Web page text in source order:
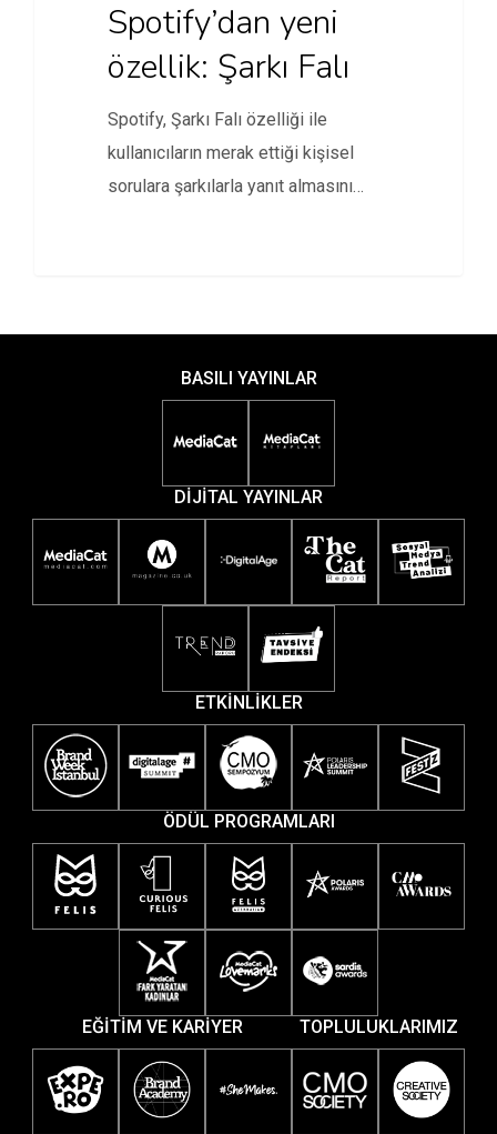
Spotify’dan yeni
özellik: Şarkı Falı
Spotify, Şarkı Falı özelliği ile
kullanıcıların merak ettiği kişisel
sorulara şarkılarla yanıt almasını
BASILI YAYINLAR
DİJİTAL YAYINLAR
ETKİNLİKLER
ÖDÜL PROGRAMLARI
EĞİTİM VE KARİYER TOPLULUKLARIMIZ